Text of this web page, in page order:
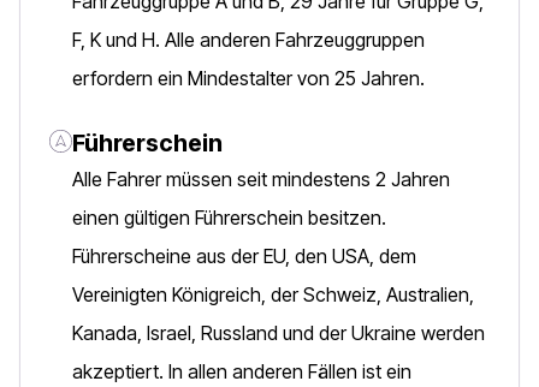
F, K und H. Alle anderen Fahrzeuggruppen
erfordern ein Mindestalter von 25 Jahren.
Führerschein
Alle Fahrer müssen seit mindestens 2 Jahren
einen gültigen Führerschein besitzen.
Führerscheine aus der EU, den USA, dem
Vereinigten Königreich, der Schweiz, Australien,
Kanada, Israel, Russland und der Ukraine werden
akzeptiert. In allen anderen Fällen ist ein